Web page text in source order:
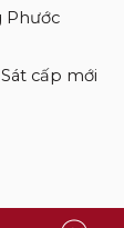
Phước
cấp mới